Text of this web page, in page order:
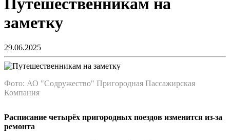
заметку
29.06.2025
Фото: АО "Содружество" Пригородная Пассажирская
Компания
Расписание четырёх пригородных поездов изменится из-за
ремонта